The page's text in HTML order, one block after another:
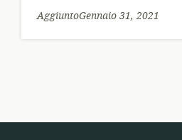
AggiuntoGennaio 31, 2021